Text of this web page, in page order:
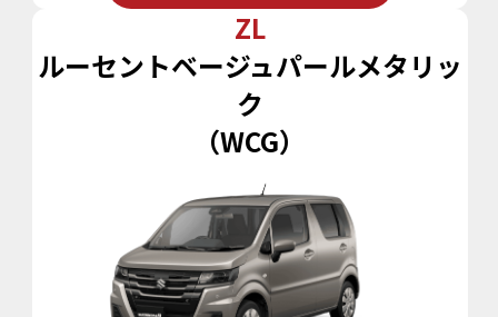
ZL
ルーセントベージュパールメタリッ
ク
（WCG）